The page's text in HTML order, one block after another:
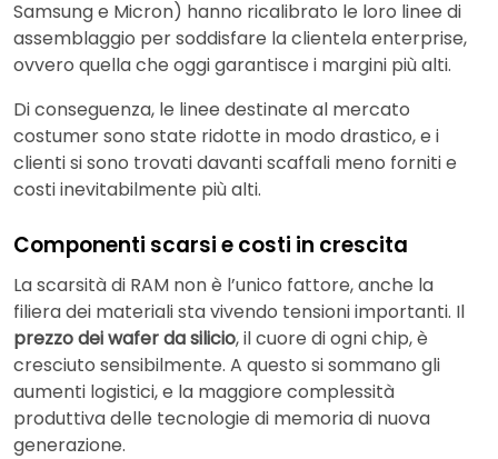
Samsung e Micron) hanno ricalibrato le loro linee di
assemblaggio per soddisfare la clientela enterprise,
ovvero quella che oggi garantisce i margini più alti.
Di conseguenza, le linee destinate al mercato
costumer sono state ridotte in modo drastico, e i
clienti si sono trovati davanti scaffali meno forniti e
costi inevitabilmente più alti.
Componenti scarsi e costi in crescita
La scarsità di RAM non è l’unico fattore, anche la
filiera dei materiali sta vivendo tensioni importanti. Il
prezzo dei wafer da silicio, il cuore di ogni chip, è
cresciuto sensibilmente. A questo si sommano gli
aumenti logistici, e la maggiore complessità
produttiva delle tecnologie di memoria di nuova
generazione.